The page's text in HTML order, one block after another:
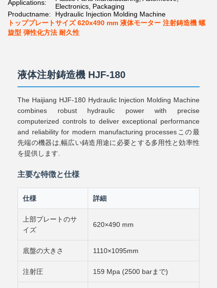
Applications:
Electronics, Packaging
Productname:
Hydraulic Injection Molding Machine
トッププレートサイズ 620x490 mm 液体モーター 注射鋳造機 螺
旋型 弾性化方法 耐久性
液体注射鋳造機 HJF-180
The Haijiang HJF-180 Hydraulic Injection Molding Machine
combines robust hydraulic power with precise
computerized controls to deliver exceptional performance
and reliability for modern manufacturing processesこの最
先端の機器は,幅広い鋳造用途に必要とする多用性と効率性
を提供します.
主要な特徴と仕様
仕様 詳細
上部プレートのサ
イズ
620×490 mm
底盤の大きさ 1110×1095mm
注射圧 159 Mpa (2500 barまで)